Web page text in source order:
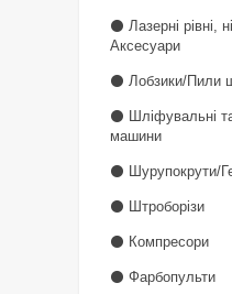
⚫ Лазерні рівні,
Аксесуари
⚫ Лобзики/Пили
⚫ Шліфувальні
машини
⚫ Шурупокрути/
⚫ Штроборізи
⚫ Компресори
⚫ Фарбопульти